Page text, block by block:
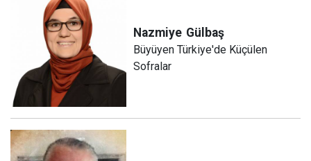
Nazmiye Gülbaş
Büyüyen Türkiye'de Küçülen
Sofralar